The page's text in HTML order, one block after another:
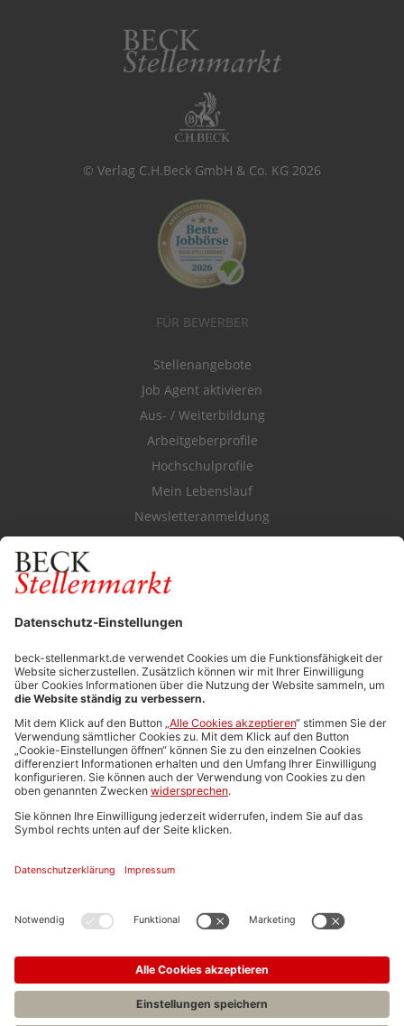
© Verlag C.H.Beck GmbH & Co. KG 2026
FÜR BEWERBER
Stellenangebote
Job Agent aktivieren
Aus- / Weiterbildung
Arbeitgeberprofile
Hochschulprofile
Mein Lebenslauf
Newsletteranmeldung
Durchsuchen Sie den Stellenkatalog
FÜR ARBEITGEBER
Stellenmarktpreise
Anzeigen-AGB
Media-Daten
Newsletteranmeldung
Produktübersicht
ALLGEMEIN
FAQs
Impressum
Stellenangebote C.H.BECK